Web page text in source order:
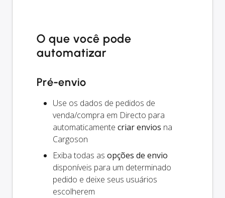
O que você pode
automatizar
Pré-envio
Use os dados de pedidos de
venda/compra em Directo para
automaticamente criar envios na
Cargoson
Exiba todas as opções de envio
disponíveis para um determinado
pedido e deixe seus usuários
escolherem